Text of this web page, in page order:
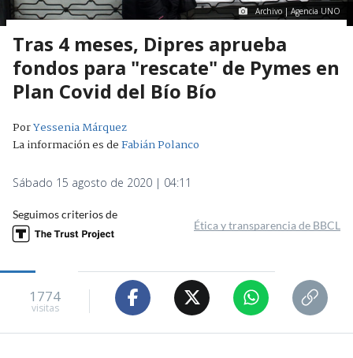
Archivo | Agencia UNO
Tras 4 meses, Dipres aprueba
fondos para "rescate" de Pymes en
Plan Covid del Bío Bío
PorYessenia Márquez
La información es deFabián Polanco
Sábado 15 agosto de 2020 | 04:11
Seguimos criterios de
Ética y transparencia de BBCL
1774
visitas